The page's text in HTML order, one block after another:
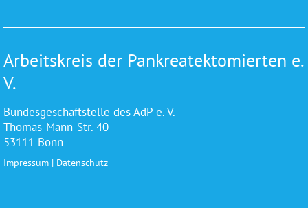
Arbeitskreis der Pankreatektomierten e.
V.
Bundesgeschäftstelle des AdP e. V.
Thomas-Mann-Str. 40
53111 Bonn
Impressum | Datenschutz